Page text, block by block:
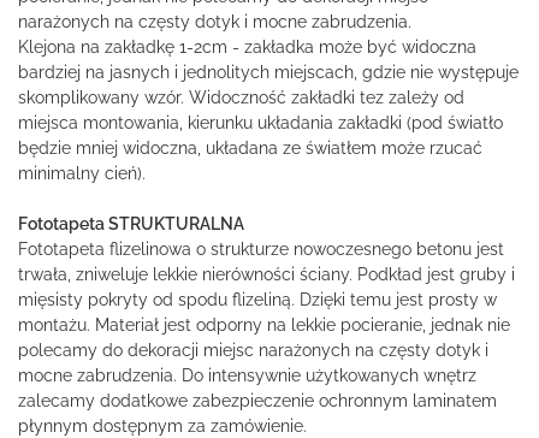
narażonych na częsty dotyk i mocne zabrudzenia.
Klejona na zakładkę 1-2cm - zakładka może być widoczna
bardziej na jasnych i jednolitych miejscach, gdzie nie występuje
skomplikowany wzór. Widoczność zakładki tez zależy od
miejsca montowania, kierunku układania zakładki (pod światło
będzie mniej widoczna, układana ze światłem może rzucać
minimalny cień).
Fototapeta STRUKTURALNA
Fototapeta flizelinowa o strukturze nowoczesnego betonu jest
trwała, zniweluje lekkie nierówności ściany. Podkład jest gruby i
mięsisty pokryty od spodu flizeliną. Dzięki temu jest prosty w
montażu. Materiał jest odporny na lekkie pocieranie, jednak nie
polecamy do dekoracji miejsc narażonych na częsty dotyk i
mocne zabrudzenia. Do intensywnie użytkowanych wnętrz
zalecamy dodatkowe zabezpieczenie ochronnym laminatem
płynnym dostępnym za zamówienie.